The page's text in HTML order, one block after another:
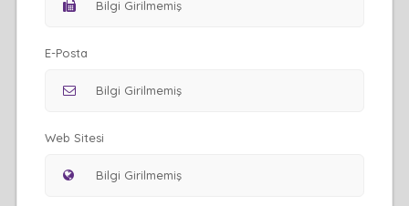
E-Posta
Web Sitesi